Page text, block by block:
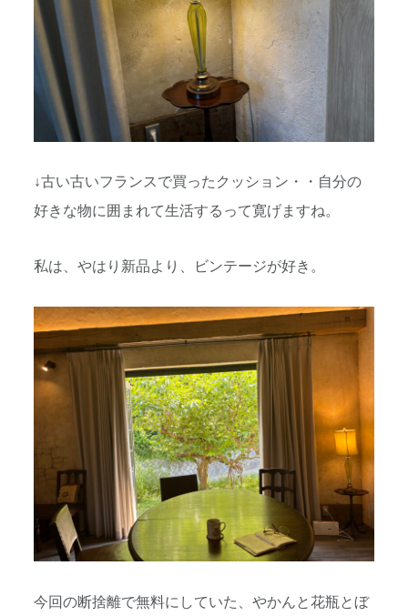
↓古い古いフランスで買ったクッション・・自分の
好きな物に囲まれて生活するって寛げますね。
私は、やはり新品より、ビンテージが好き。
今回の断捨離で無料にしていた、やかんと花瓶とぼ